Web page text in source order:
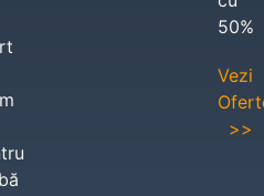
50%
Vezi
>>